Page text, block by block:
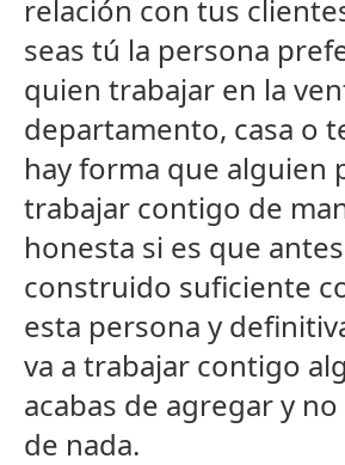
relación con tus
seas tú la persona
quien trabajar en la
departamento, casa o
hay forma que alguien
trabajar contigo de
honesta si es que
construido suficiente
esta persona y
va a trabajar contigo
acabas de agregar y
de nada.